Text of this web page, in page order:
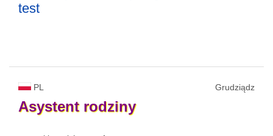
test
PL Grudziądz
Asystent rodziny